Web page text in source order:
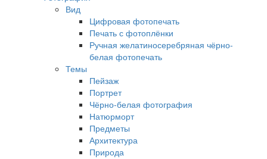
Вид
Цифровая фотопечать
Печать с фотоплёнки
Ручная желатиносеребряная чёрно-
белая фотопечать
Темы
Пейзаж
Портрет
Чёрно-белая фотография
Натюрморт
Предметы
Архитектура
Природа